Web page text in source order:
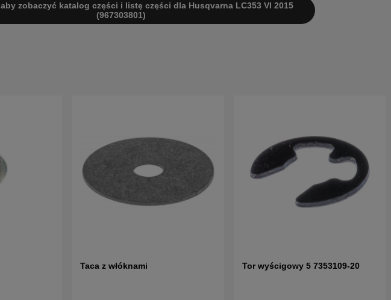
zobaczyć katalog części i listę części dla Husqvarna LC353 VI 2015
(967303801)
Taca z włóknami Tor wyścigowy 5 7353109-20